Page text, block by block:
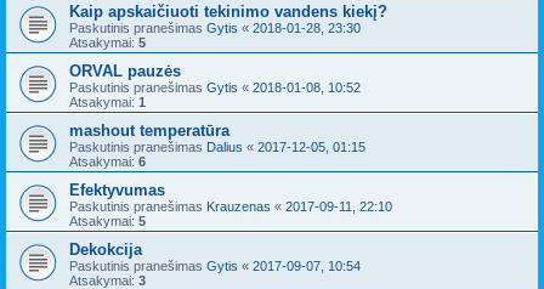
Kaip apskaičiuoti tekinimo vandens kiekį?
Paskutinis pranešimas Gytis « 2018-01-28, 23:30
Atsakymai: 5
ORVAL pauzės
Paskutinis pranešimas Gytis « 2018-01-08, 10:52
Atsakymai: 1
mashout temperatūra
Paskutinis pranešimas Dalius « 2017-12-05, 01:15
Atsakymai: 6
Efektyvumas
Paskutinis pranešimas Krauzenas « 2017-09-11, 22:10
Atsakymai: 5
Dekokcija
Paskutinis pranešimas Gytis « 2017-09-07, 10:54
Atsakymai: 3